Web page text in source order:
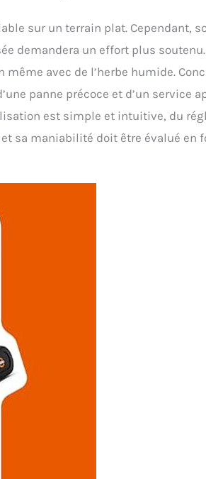
sur un terrain plat. Cependant,
demandera un effort plus soutenu.
avec de l’herbe humide.
panne précoce et d’un service
est simple et intuitive, du
sa maniabilité doit être évalué en